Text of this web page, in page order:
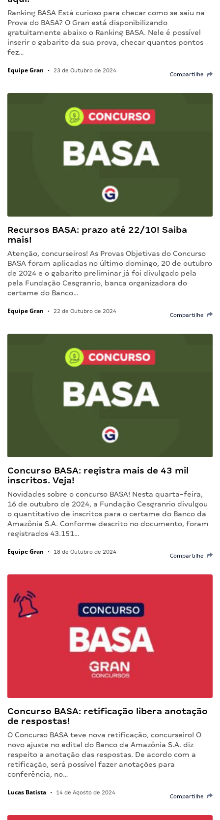
Ranking BASA Está curioso para checar como se saiu na
Prova do BASA? O Gran está disponibilizando
gratuitamente abaixo o Ranking BASA. Nele é possível
inserir o gabarito da sua prova, checar quantos pontos
fez…
Equipe Gran • 23 de Outubro de 2024
Compartilhe
Recursos BASA: prazo até 22/10! Saiba
mais!
Atenção, concurseiros! As Provas Objetivas do Concurso
BASA foram aplicadas no último domingo, 20 de outubro
de 2024 e o gabarito preliminar já foi divulgado pela
pela Fundação Cesgranrio, banca organizadora do
certame do Banco…
Equipe Gran • 22 de Outubro de 2024
Compartilhe
Concurso BASA: registra mais de 43 mil
inscritos. Veja!
Novidades sobre o concurso BASA! Nesta quarta-feira,
16 de outubro de 2024, a Fundação Cesgranrio divulgou
o quantitativo de inscritos para o certame do Banco da
Amazônia S.A. Conforme descrito no documento, foram
registrados 43.151…
Equipe Gran • 18 de Outubro de 2024
Compartilhe
Concurso BASA: retificação libera anotação
de respostas!
O Concurso BASA teve nova retificação, concurseiro! O
novo ajuste no edital do Banco da Amazônia S.A. diz
respeito a anotação das respostas. De acordo com a
retificação, será possível fazer anotações para
conferência, no…
Lucas Batista • 14 de Agosto de 2024
Compartilhe